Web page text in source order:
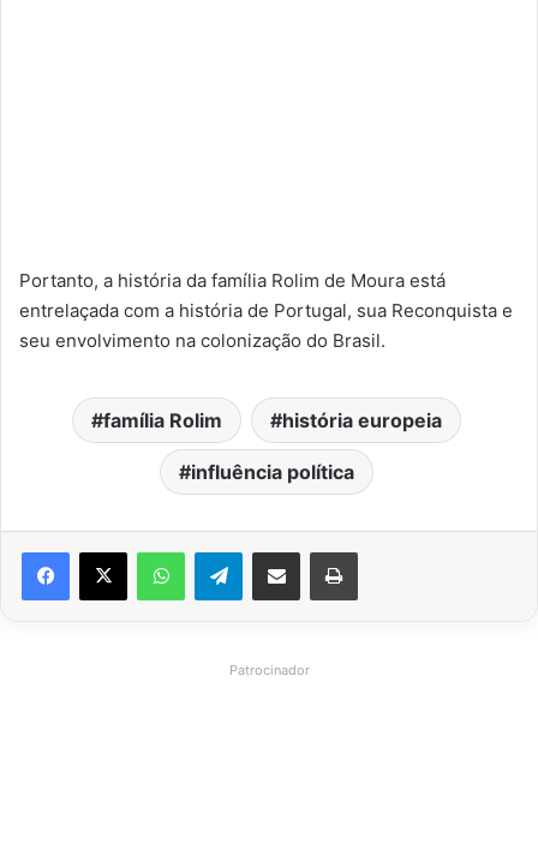
Portanto, a história da família Rolim de Moura está
entrelaçada com a história de Portugal, sua Reconquista e
seu envolvimento na colonização do Brasil.
família Rolim história europeia
influência política
Telegram
Patrocinador